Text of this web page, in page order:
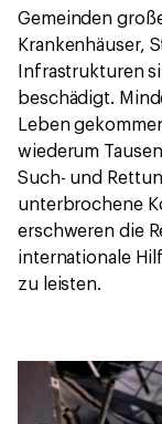
Gemeinden
Krankenhäuser,
Infrastrukturen
beschädigt.
Leben
wiederum
Such- und
unterbrochene
erschweren die
internationale
zu leisten.